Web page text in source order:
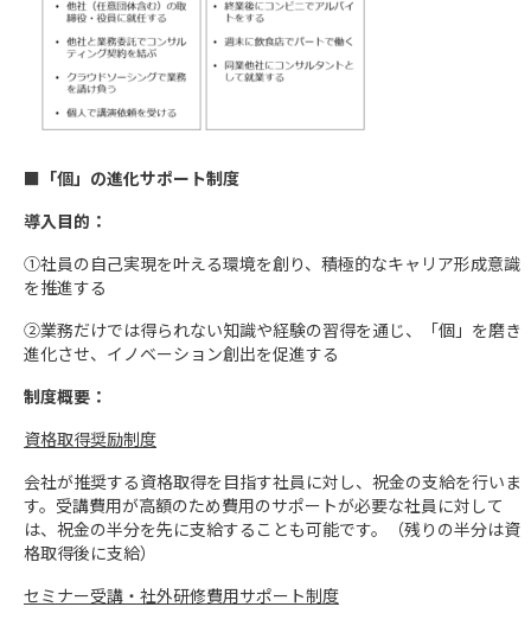
■「個」の進化サポート制度
導入目的：
①社員の自己実現を叶える環境を創り、積極的なキャリア形成意識
を推進する
②業務だけでは得られない知識や経験の習得を通じ、「個」を磨き
進化させ、イノベーション創出を促進する
制度概要：
資格取得奨励制度
会社が推奨する資格取得を目指す社員に対し、祝金の支給を行いま
す。受講費用が高額のため費用のサポートが必要な社員に対して
は、祝金の半分を先に支給することも可能です。（残りの半分は資
格取得後に支給）
セミナー受講・社外研修費用サポート制度